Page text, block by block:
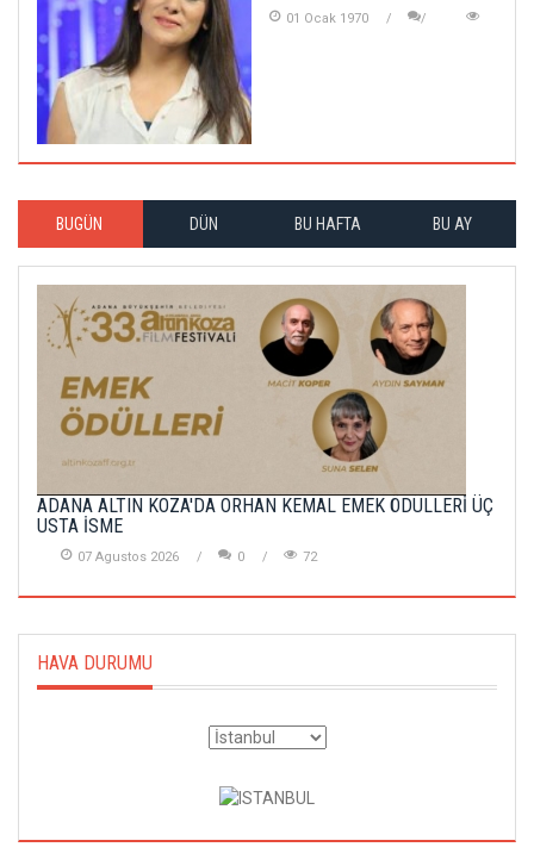
01 Ocak 1970
BUGÜN DÜN BU HAFTA BU AY
ADANA ALTIN KOZA'DA ORHAN KEMAL EMEK ÖDÜLLERİ ÜÇ
USTA İSME
07 Agustos 2026 0 72
HAVA DURUMU